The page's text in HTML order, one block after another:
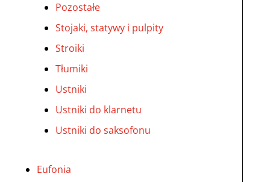
Pozostałe
Stojaki, statywy i pulpity
Stroiki
Tłumiki
Ustniki
Ustniki do klarnetu
Ustniki do saksofonu
Eufonia